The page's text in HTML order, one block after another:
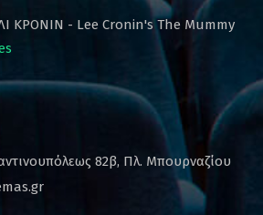
ΚΡΟΝΙΝ - Lee Cronin's The Mummy
82β, Πλ. Μπουρναζίου